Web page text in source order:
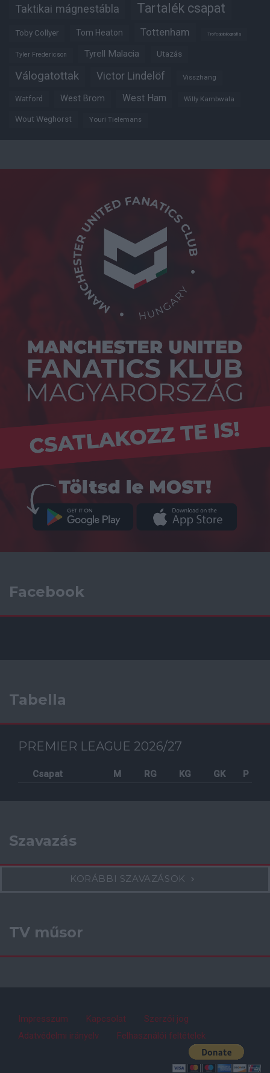
Taktikai mágnestábla Tartalék csapat
Toby Collyer Tom Heaton Tottenham Trófeabibliográfia
Tyler Fredericson Tyrell Malacia Utazás
Válogatottak Victor Lindelöf Visszhang
Watford West Brom West Ham Willy Kambwala
Wout Weghorst Youri Tielemans
Facebook
Tabella
PREMIER LEAGUE 2026/27
Csapat M RG KG GK P
Szavazás
KORÁBBI SZAVAZÁSOK
TV műsor
Impresszum Kapcsolat
Szerzői jog
Adatvédelmi irányelv
Felhasználói feltételek